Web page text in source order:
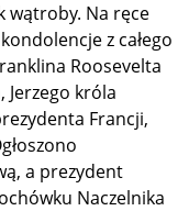
wątroby. Na ręce
z całego
Roosevelta
Jerzego króla
Francji,
a prezydent
Naczelnika